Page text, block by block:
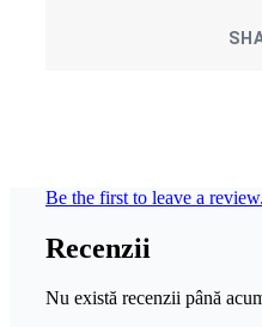
Be the first to leave a review.
Recenzii
Nu există recenzii până